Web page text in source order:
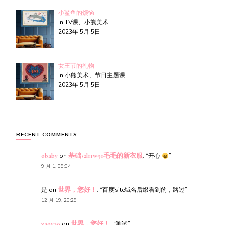
小鲨鱼的烦恼
In TV课、小熊美术
2023年 5月 5日
女王节的礼物
In 小熊美术、节日主题课
2023年 5月 5日
RECENT COMMENTS
obaby on 基础s2l11w91毛毛的新衣服: “开心 ”
9 月 1, 09:04
是 on 世界，您好！ : “百度site域名后缀看到的，路过”
12 月 19, 20:29